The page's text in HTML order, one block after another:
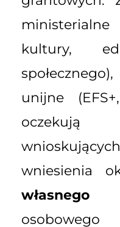
kultury,
unijne
oczekują
wniesienia
własnego –
osobowego